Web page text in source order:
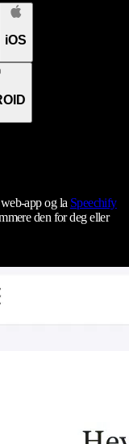
iOS
app og la Speechify
den for deg eller